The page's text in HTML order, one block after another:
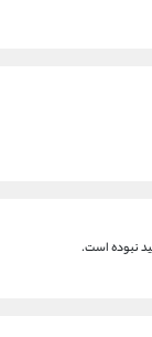
نبوده است.